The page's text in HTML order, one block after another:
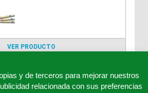
VER PRODUCTO
y de terceros para mejorar nuestros
relacionada con sus preferencias